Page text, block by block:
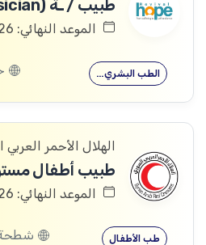
طبيب / ـة (Physician)
الموعد النهائي: 10/08/2026
الطب البشري…
الهلال الأحمر
طبيب أطفال
الموعد النهائي: 10/08/2026
طب الأطفال